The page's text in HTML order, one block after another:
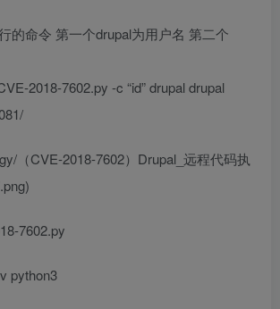
的命令 第一个drupal为用户名 第二个
2018-7602.py -c “id” drupal drupal
（CVE-2018-7602）Drupal_远程代码执
7602.py
python3